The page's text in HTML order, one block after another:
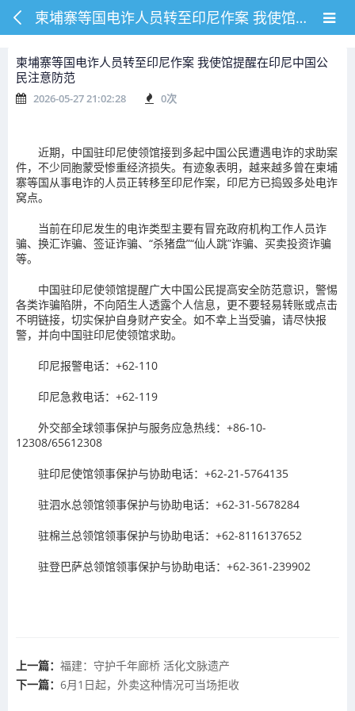
柬埔寨等国电诈人员转至印尼作案 我使馆提醒在印尼中国公民注意防范
柬埔寨等国电诈人员转至印尼作案 我使馆提醒在印尼中国公
民注意防范
2026-05-27 21:02:28 0次
近期，中国驻印尼使领馆接到多起中国公民遭遇电诈的求助案
件，不少同胞蒙受惨重经济损失。有迹象表明，越来越多曾在柬埔
寨等国从事电诈的人员正转移至印尼作案，印尼方已捣毁多处电诈
窝点。
当前在印尼发生的电诈类型主要有冒充政府机构工作人员诈
骗、换汇诈骗、签证诈骗、“杀猪盘”“仙人跳”诈骗、买卖投资诈骗
等。
中国驻印尼使领馆提醒广大中国公民提高安全防范意识，警惕
各类诈骗陷阱，不向陌生人透露个人信息，更不要轻易转账或点击
不明链接，切实保护自身财产安全。如不幸上当受骗，请尽快报
警，并向中国驻印尼使领馆求助。
印尼报警电话：+62-110
印尼急救电话：+62-119
外交部全球领事保护与服务应急热线：+86-10-
12308/65612308
驻印尼使馆领事保护与协助电话：+62-21-5764135
驻泗水总领馆领事保护与协助电话：+62-31-5678284
驻棉兰总领馆领事保护与协助电话：+62-8116137652
驻登巴萨总领馆领事保护与协助电话：+62-361-239902
上一篇： 福建：守护千年廊桥 活化文脉遗产
下一篇： 6月1日起，外卖这种情况可当场拒收